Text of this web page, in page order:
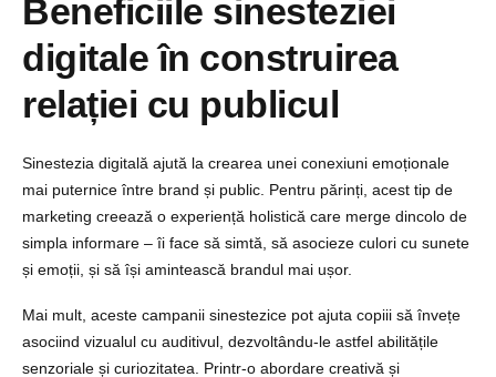
Beneficiile sinesteziei
digitale în construirea
relației cu publicul
Sinestezia digitală ajută la crearea unei conexiuni emoționale
mai puternice între brand și public. Pentru părinți, acest tip de
marketing creează o experiență holistică care merge dincolo de
simpla informare – îi face să simtă, să asocieze culori cu sunete
și emoții, și să își amintească brandul mai ușor.
Mai mult, aceste campanii sinestezice pot ajuta copiii să învețe
asociind vizualul cu auditivul, dezvoltându-le astfel abilitățile
senzoriale și curiozitatea. Printr-o abordare creativă și